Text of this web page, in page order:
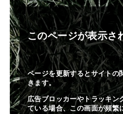
このページが表示さ
ページを更新するとサイトの
きます。
広告ブロッカーやトラッキン
ている場合、この画面が頻繁